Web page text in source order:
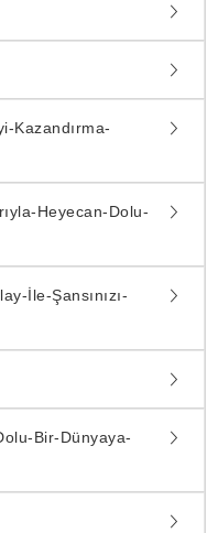
Kazandırma-
Heyecan-Dolu-
İle-Şansınızı-
Bir-Dünyaya-